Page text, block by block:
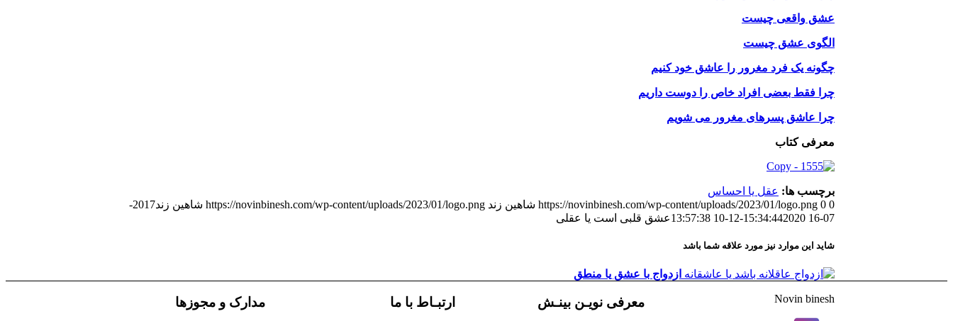
عشق واقعی چیست
الگوی عشق چیست
چگونه یک فرد مغرور را عاشق خود کنیم
چرا فقط بعضی افراد خاص را دوست داریم
چرا عاشق پسرهای مغرور می شویم
معرفی کتاب
برچسب ها: عقل یا احساس
https://novinbinesh.com/wp-content/uploads/2023/01/logo.png 0 0 شاهین زند https://novinbinesh.com/wp-content/uploads/2023/01/logo.png شاهین زند
2017-
07-16 15:34:44
2020-12-10 13:57:38 عشق قلبی است یا عقلی
شاید این موارد نیز مورد علاقه شما باشد
ازدواج با عشق یا منطق
Novin binesh معرفی نویـن بینـش ارتبـاط با ما مدارک و مجوزها